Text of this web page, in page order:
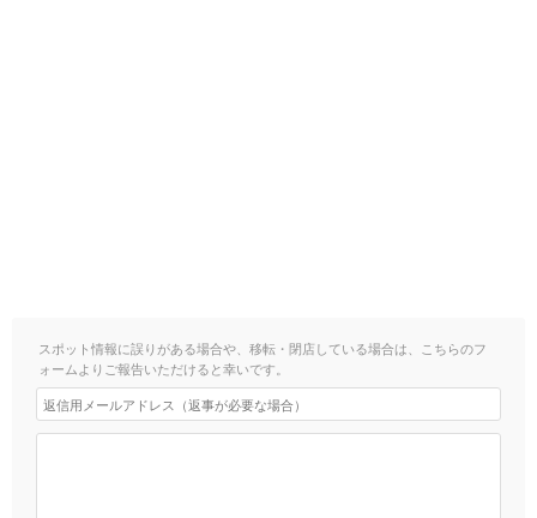
スポット情報に誤りがある場合や、移転・閉店している場合は、こちらのフ
ォームよりご報告いただけると幸いです。